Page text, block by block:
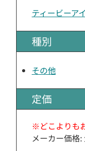
ティービーア
種別
その他
定価
※どこよりも
メーカー価格: